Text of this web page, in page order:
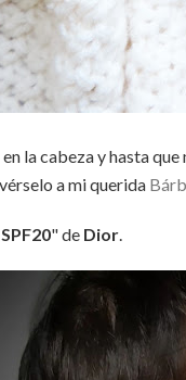
la cabeza y hasta
a mi querida
" de Dior.